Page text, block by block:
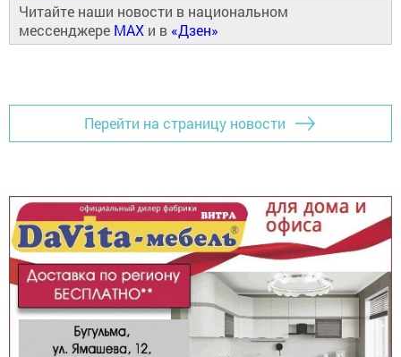
Читайте наши новости в национальном
мессенджере MAX и в «Дзен»
Перейти на страницу новости